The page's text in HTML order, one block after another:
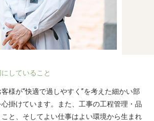
していること
様が“快適で過しやすく”を考えた細かい部
掛けています。また、工事の工程管理・品
と、そしてよい仕事はよい環境から生まれ